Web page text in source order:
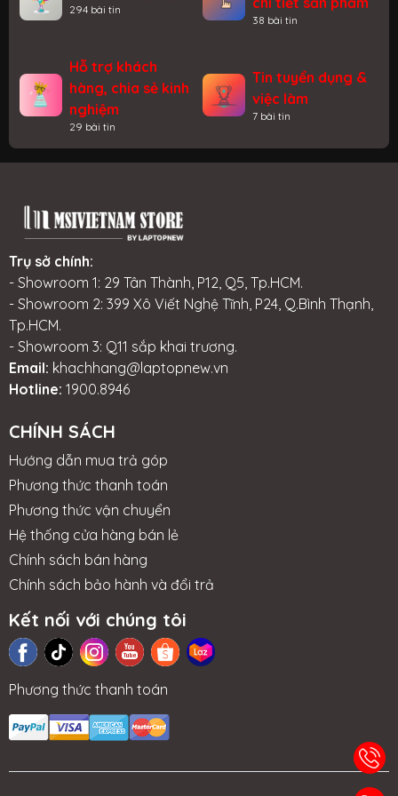
đồng hành và giúp bạn thoả mãn
mua sắm sản phẩm chất lượng.
tạo kiến thức chuyên môn sẽ giúp
quý khách chọn...
294 bài tin
38 bài tin
Hỗ trợ khách
hàng, chia sẻ kinh
nghiệm
29 bài tin
Tin tuyển dụng &
việc làm
7 bài tin
Trụ sở chính:
- Showroom 1: 29 Tân Thành, P12, Q5, Tp.HCM.
- Showroom 2: 399 Xô Viết Nghệ Tĩnh, P24, Q.Bình Thạnh,
Tp.HCM.
- Showroom 3: Q11 sắp khai trương.
Email: khachhang@laptopnew.vn
Hotline: 1900.8946
CHÍNH SÁCH
Hướng dẫn mua trả góp
Phương thức thanh toán
Phương thức vận chuyển
Hệ thống cửa hàng bán lẻ
Chính sách bán hàng
Chính sách bảo hành và đổi trả
Kết nối với chúng tôi
Phương thức thanh toán